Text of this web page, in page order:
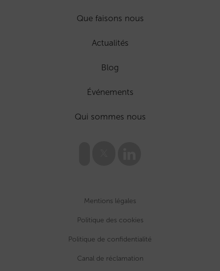
Que faisons nous
Actualités
Blog
Événements
Qui sommes nous
Mentions légales
Politique des cookies
Politique de confidentialité
Canal de réclamation